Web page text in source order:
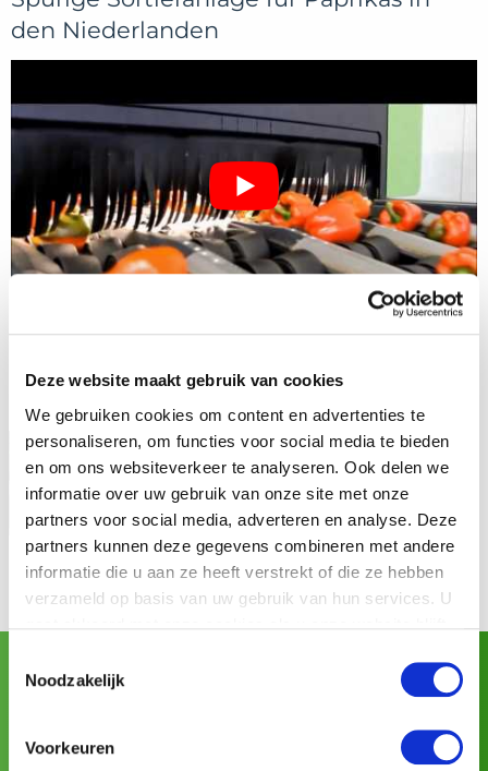
Deze website maakt gebruik van cookies
We gebruiken cookies om content en advertenties te
personaliseren, om functies voor social media te bieden
en om ons websiteverkeer te analyseren. Ook delen we
informatie over uw gebruik van onze site met onze
partners voor social media, adverteren en analyse. Deze
partners kunnen deze gegevens combineren met andere
informatie die u aan ze heeft verstrekt of die ze hebben
verzameld op basis van uw gebruik van hun services. U
Noodzakelijk
Voorkeuren
den Niederlanden
Besuchen Sie GREEFA auf: Asia Fruit Logistica